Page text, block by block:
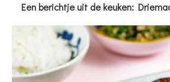
Een berichtje uit de keuken: